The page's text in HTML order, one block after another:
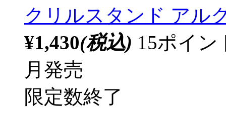
クリルスタンド アル
¥1,430(税込) 15ポイ
月発売
限定数終了